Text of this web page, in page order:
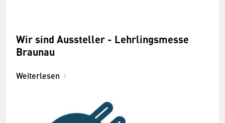
Wir sind Aussteller - Lehrlingsmesse
Braunau
Weiterlesen